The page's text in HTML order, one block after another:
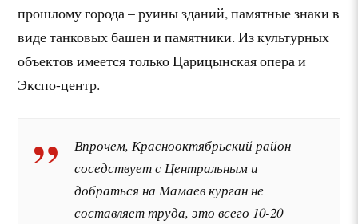
прошлому города – руины зданий, памятные знаки в
виде танковых башен и памятники. Из культурных
объектов имеется только Царицынская опера и
Экспо-центр.
Впрочем, Краснооктябрьский район
соседствует с Центральным и
добраться на Мамаев курган не
составляет труда, это всего 10-20